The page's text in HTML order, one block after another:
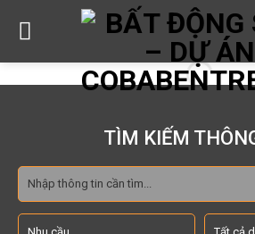
TÌM KIẾM